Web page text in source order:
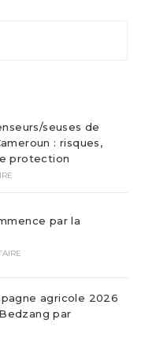
seuses de
: risques,
protection
par la
agricole 2026
par